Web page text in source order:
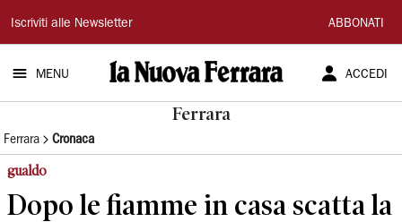
La
Nuova
Ferrara
Iscriviti alle Newsletter ABBONATI
MENU ACCEDI
Ferrara
Ferrara Cronaca
gualdo
Dopo le fiamme in casa scatta la